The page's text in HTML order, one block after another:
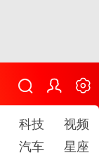
科技
视频
汽车
星座